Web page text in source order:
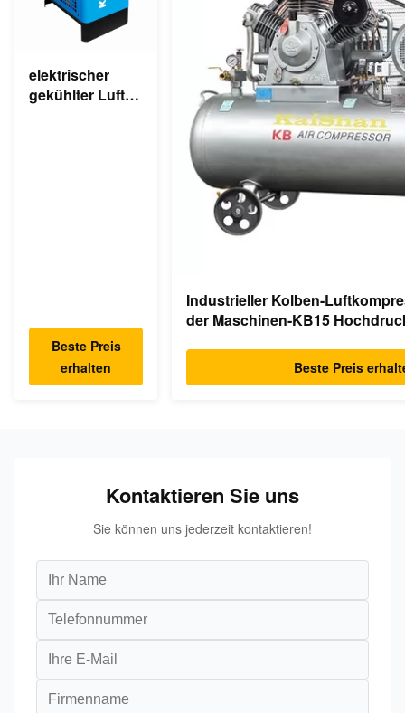
elektrischer
gekühlter Luft-
Beste Preis
erhalten
Industrieller Kolben-
der Maschinen-KB15
Beste Preis
Kontaktieren Sie uns
Sie können uns jederzeit kontaktieren!